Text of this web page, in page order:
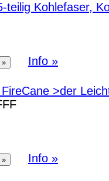
teilig Kohlefaser,
Info »
>der
Info »